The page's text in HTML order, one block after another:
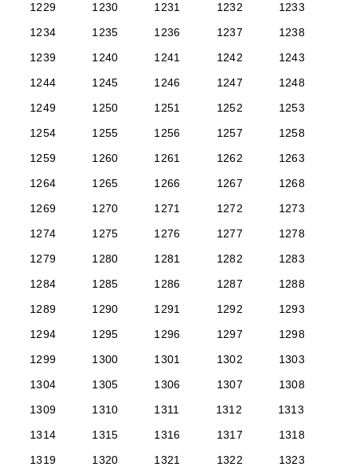
1229
1230 1231 1232
1233
1234
1235 1236 1237
1238
1239
1240 1241 1242
1243
1244
1245 1246 1247
1248
1249
1250 1251 1252
1253
1254
1255 1256 1257
1258
1259
1260 1261 1262
1263
1264
1265 1266 1267
1268
1269
1270 1271 1272
1273
1274
1275 1276 1277
1278
1279
1280 1281 1282
1283
1284
1285 1286 1287
1288
1289
1290 1291 1292
1293
1294
1295 1296 1297
1298
1299
1300 1301 1302
1303
1304
1305 1306 1307
1308
1309
1310 1311 1312
1313
1314
1315 1316 1317
1318
1319
1320 1321 1322
1323